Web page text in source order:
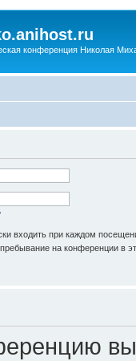
конференция Николая
входить при каждом
на конференции в